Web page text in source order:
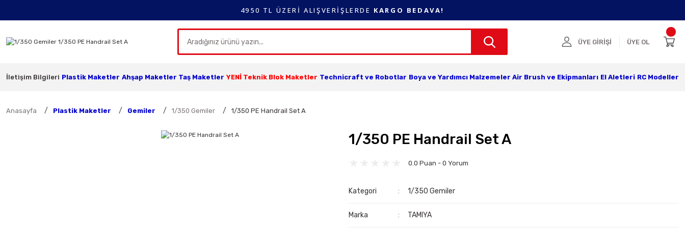
4950 TL ÜZERİ ALIŞVERİŞLERDE KARGO BEDAVA!
ÜYE GİRİŞİ ÜYE OL
İletişim Bilgileri Plastik Maketler Ahşap Maketler Taş Maketler YENİ Teknik Blok Maketler Technicraft ve Robotlar Boya ve Yardımcı Malzemeler Air Brush ve Ekipmanları El Aletleri RC Modeller
Anasayfa Plastik Maketler Gemiler 1/350 Gemiler 1/350 PE Handrail Set A
1/350 PE Handrail Set A
0.0 Puan - 0 Yorum
Kategori 1/350 Gemiler
Marka TAMIYA